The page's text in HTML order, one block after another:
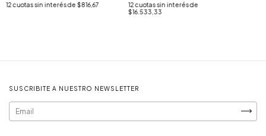
12 cuotas sin interés de $816,67
12 cuotas sin interés de
$16.533,33
SUSCRIBITE A NUESTRO NEWSLETTER